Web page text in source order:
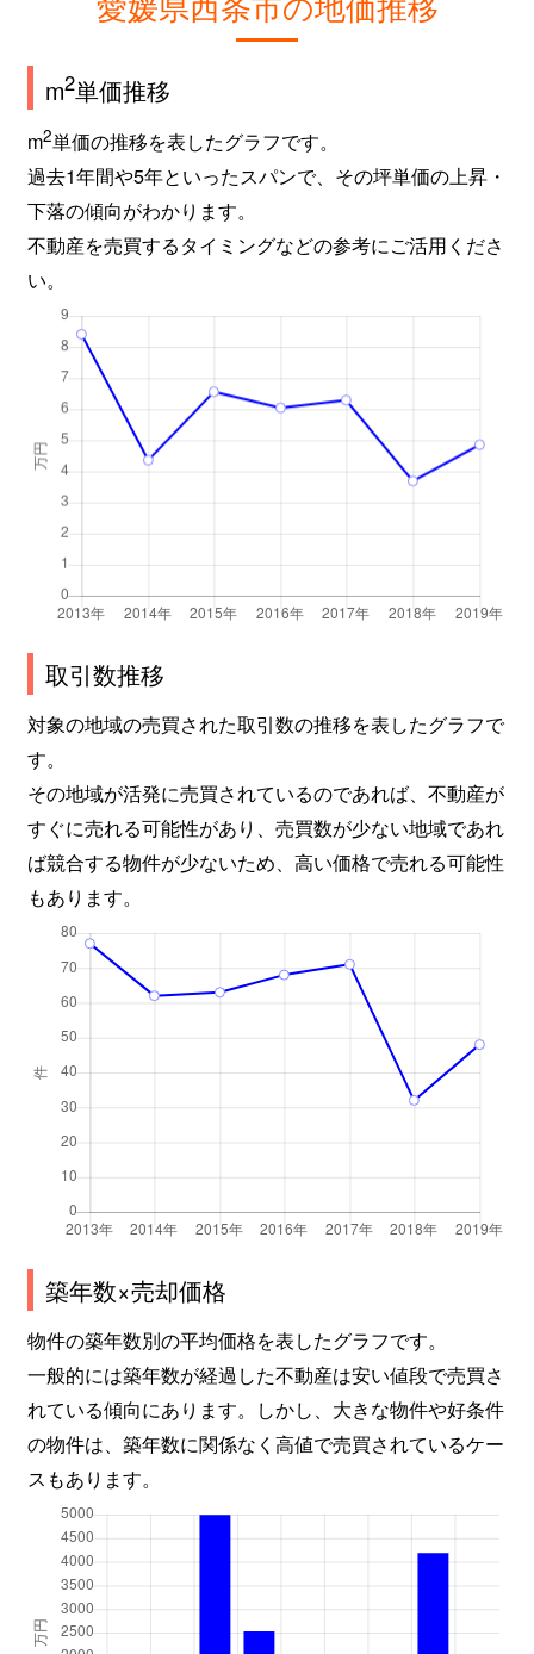
m2単価推移
m2単価の推移を表したグラフです。
過去1年間や5年といったスパンで、その坪単価の上昇・
下落の傾向がわかります。
不動産を売買するタイミングなどの参考にご活用くださ
い。
取引数推移
対象の地域の売買された取引数の推移を表したグラフで
す。
その地域が活発に売買されているのであれば、不動産が
すぐに売れる可能性があり、売買数が少ない地域であれ
ば競合する物件が少ないため、高い価格で売れる可能性
もあります。
築年数×売却価格
物件の築年数別の平均価格を表したグラフです。
一般的には築年数が経過した不動産は安い値段で売買さ
れている傾向にあります。しかし、大きな物件や好条件
の物件は、築年数に関係なく高値で売買されているケー
スもあります。